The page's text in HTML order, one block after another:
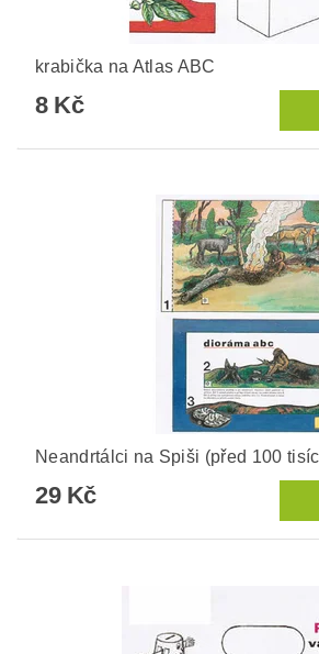
krabička na Atlas ABC
8 Kč
Neandrtálci na Spiši (před 100
29 Kč